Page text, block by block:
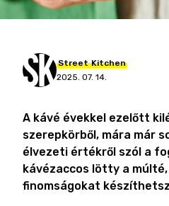
Street Kitchen
2025. 07. 14.
A kávé évekkel ezelőtt
szerepkörből, mára már
élvezeti értékről szól a
kávézaccos lötty a
finomságokat